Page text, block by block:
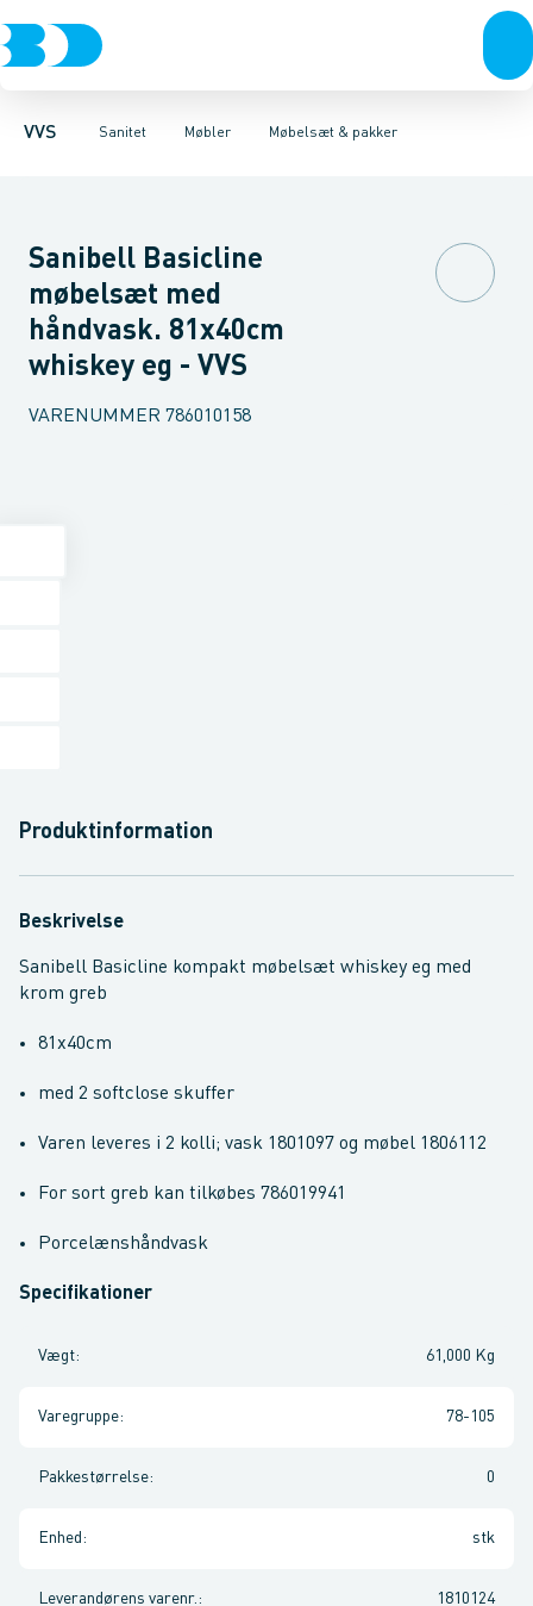
VVS Sanitet
Rør & fittingsPressfittings & rørKuglehaner & ventiler
Møbler
Toiletter, sæder og cisterner VaskeArmaturer
Møbelsæt & pakker
Møbelsæt & pakkerUnderskabeHøjskabeOverskabe
Sanibell Basicline
møbelsæt med
håndvask. 81x40cm
whiskey eg - VVS
VARENUMMER 786010158
Produktinformation
Beskrivelse
Sanibell Basicline kompakt møbelsæt whiskey eg med
krom greb
81x40cm
med 2 softclose skuffer
Varen leveres i 2 kolli; vask 1801097 og møbel 1806112
For sort greb kan tilkøbes 786019941
Porcelænshåndvask
Specifikationer
Vægt: 61,000 Kg
Varegruppe: 78-105
Pakkestørrelse: 0
Enhed : stk
Leverandørens varenr. : 1810124